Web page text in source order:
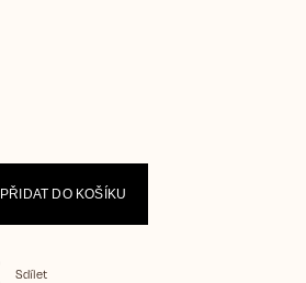
PŘIDAT DO KOŠÍKU
Sdílet